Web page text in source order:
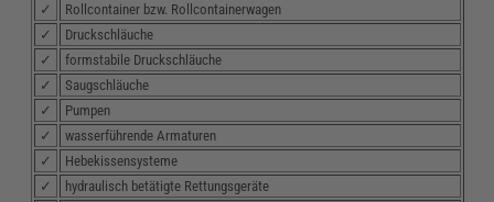
✓
Rollcontainer bzw. Rollcontainerwagen
✓
Druckschläuche
✓
formstabile Druckschläuche
✓
Saugschläuche
✓
Pumpen
✓
wasserführende Armaturen
✓
Hebekissensysteme
✓
hydraulisch betätigte Rettungsgeräte